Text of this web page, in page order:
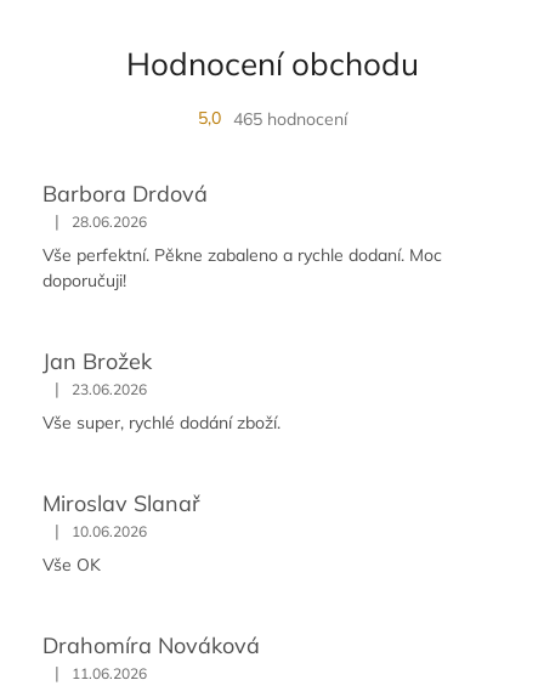
Hodnocení obchodu
5,0 465 hodnocení
Barbora Drdová
| 28.06.2026
Vše perfektní. Pěkne zabaleno a rychle dodaní. Moc
doporučuji!
Jan Brožek
| 23.06.2026
Vše super, rychlé dodání zboží.
Miroslav Slanař
| 10.06.2026
Vše OK
Drahomíra Nováková
| 11.06.2026